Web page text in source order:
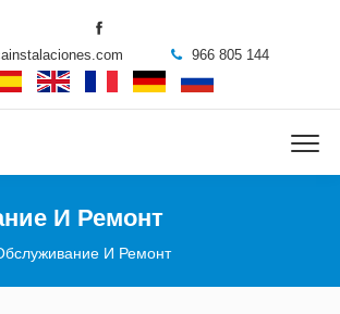
966 805 144
И Ремонт
И Ремонт